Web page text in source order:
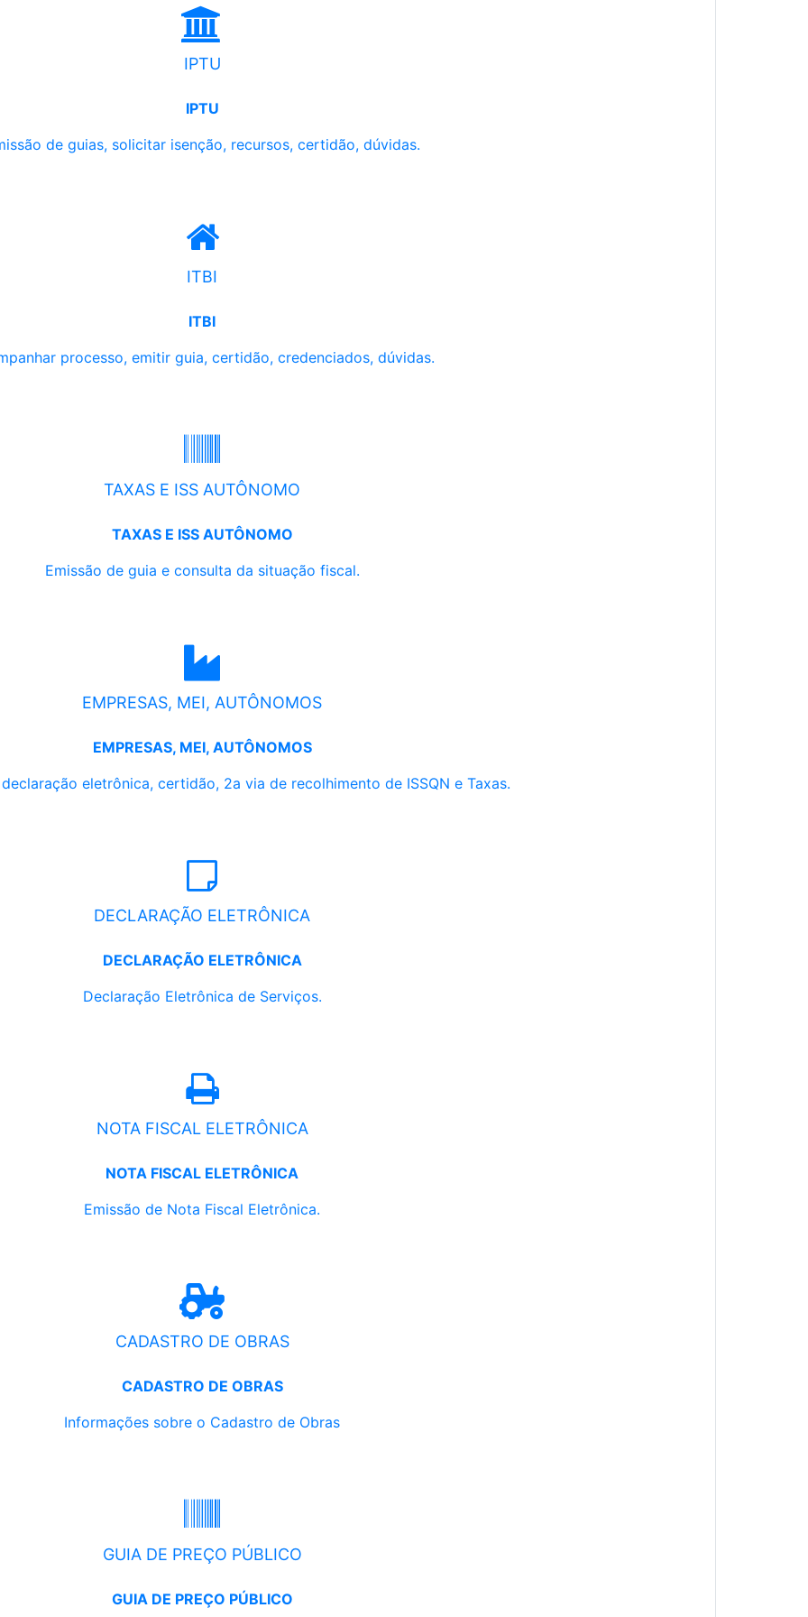
IPTU
IPTU
de guias, solicitar isenção, recursos, certidão, dúvidas.
ITBI
ITBI
processo, emitir guia, certidão, credenciados, dúvidas.
TAXAS E ISS AUTÔNOMO
TAXAS E ISS AUTÔNOMO
Emissão de guia e consulta da situação fiscal.
EMPRESAS, MEI, AUTÔNOMOS
EMPRESAS, MEI, AUTÔNOMOS
eletrônica, certidão, 2a via de recolhimento de ISSQN e Taxas.
DECLARAÇÃO ELETRÔNICA
DECLARAÇÃO ELETRÔNICA
Declaração Eletrônica de Serviços.
NOTA FISCAL ELETRÔNICA
NOTA FISCAL ELETRÔNICA
Emissão de Nota Fiscal Eletrônica.
CADASTRO DE OBRAS
CADASTRO DE OBRAS
Informações sobre o Cadastro de Obras
GUIA DE PREÇO PÚBLICO
GUIA DE PREÇO PÚBLICO